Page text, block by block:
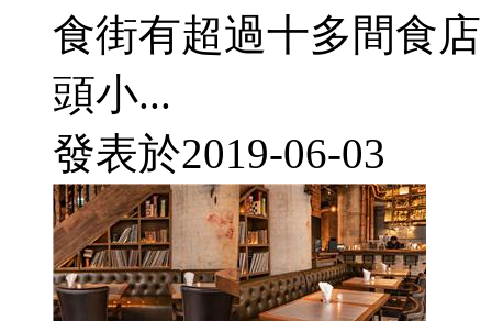
食街有超過十多間食
頭小...
發表於2019-06-03